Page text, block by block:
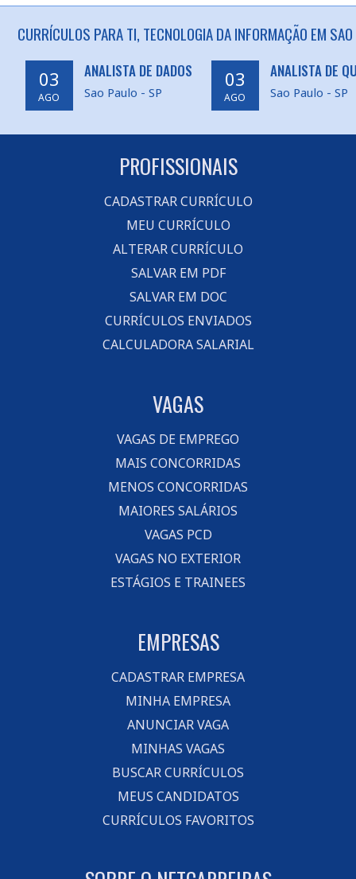
CURRÍCULOS PARA TI, TECNOLOGIA DA INFORMAÇÃO EM
03
AGO
ANALISTA DE DADOS
Sao Paulo - SP
03
AGO
ANALISTA DE
Sao Paulo - SP
PROFISSIONAIS
CADASTRAR CURRÍCULO
MEU CURRÍCULO
ALTERAR CURRÍCULO
SALVAR EM PDF
SALVAR EM DOC
CURRÍCULOS ENVIADOS
CALCULADORA SALARIAL
VAGAS
VAGAS DE EMPREGO
MAIS CONCORRIDAS
MENOS CONCORRIDAS
MAIORES SALÁRIOS
VAGAS PCD
VAGAS NO EXTERIOR
ESTÁGIOS E TRAINEES
EMPRESAS
CADASTRAR EMPRESA
MINHA EMPRESA
ANUNCIAR VAGA
MINHAS VAGAS
BUSCAR CURRÍCULOS
MEUS CANDIDATOS
CURRÍCULOS FAVORITOS